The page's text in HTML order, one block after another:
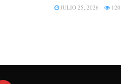
JULIO 25, 2026 120